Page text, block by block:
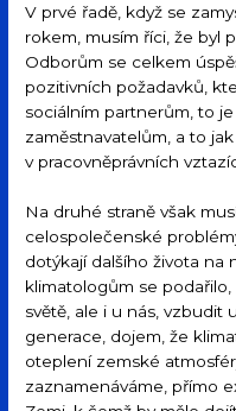
V prvé řadě, když se
rokem, musím říci, že byl
Odborům se celkem
pozitivních požadavků,
sociálním partnerům, to
zaměstnavatelům, a to
v pracovněprávních
Na druhé straně však
celospolečenské
dotýkají dalšího života na
klimatologům se
světě, ale i u nás, vzbudit
generace, dojem, že
oteplení zemské
zaznamenáváme, přímo